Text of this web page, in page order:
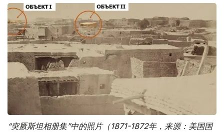
“突厥斯坦相册集”中的照片（1871-1872年，来源：美国国